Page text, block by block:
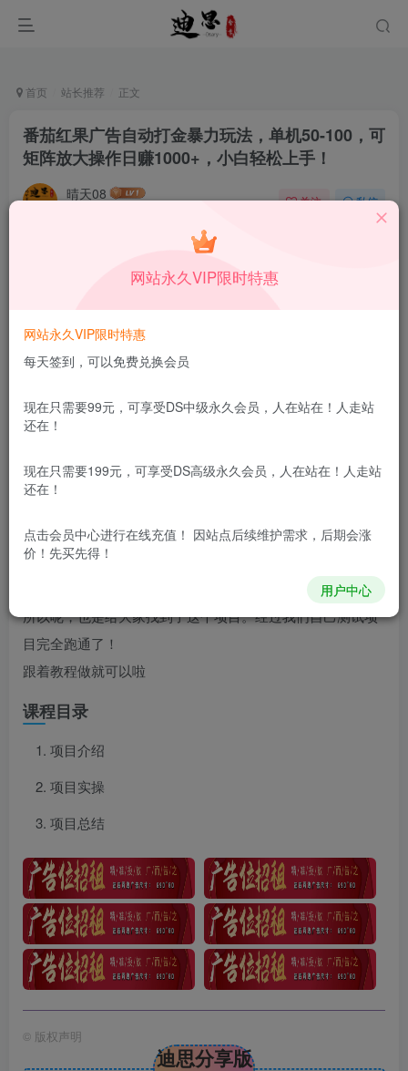
首页 站长推荐 正文
番茄红果广告自动打金暴力玩法，单机50-100，可
矩阵放大操作日赚1000+，小白轻松上手！
晴天08 关注 私信
用途。如有侵权、不妥之处，请第一时间联系我们删除！
项目介绍
来的玩法，收益非常稳定。
大家也知道，目前的大环境下很不好，很多人都想要一个副
所以呢，也是给大家找到了这个项目。经过我们自己测试项
目完全跑通了！
跟着教程做就可以啦
课程目录
项目介绍
项目实操
项目总结
© 版权声明
迪思分享版
网站永久VIP限时特惠
网站永久VIP限时特惠
每天签到，可以免费兑换会员
现在只需要99元，可享受DS中级永久会员，人在站在！人走站
还在！
现在只需要199元，可享受DS高级永久会员，人在站在！人走站
还在！
点击会员中心进行在线充值！ 因站点后续维护需求，后期会涨
价！先买先得！
用户中心